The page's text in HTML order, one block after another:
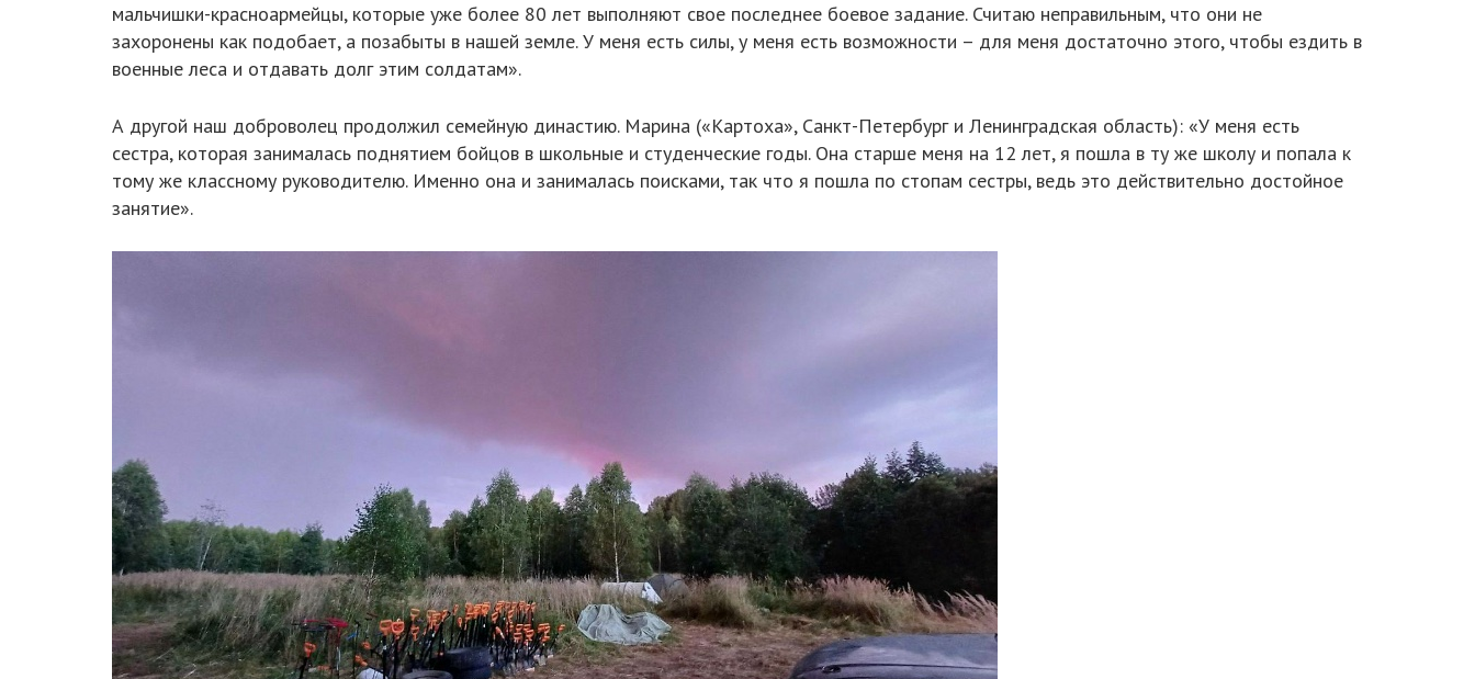
мальчишки-красноармейцы, которые уже более 80 лет выполняют свое последнее боевое задание. Считаю неправильным, что они не
захоронены как подобает, а позабыты в нашей земле. У меня есть силы, у меня есть возможности – для меня достаточно этого, чтобы ездить в
военные леса и отдавать долг этим солдатам».
А другой наш доброволец продолжил семейную династию. Марина («Картоха», Санкт-Петербург и Ленинградская область): «У меня есть
сестра, которая занималась поднятием бойцов в школьные и студенческие годы. Она старше меня на 12 лет, я пошла в ту же школу и попала к
тому же классному руководителю. Именно она и занималась поисками, так что я пошла по стопам сестры, ведь это действительно достойное
занятие».